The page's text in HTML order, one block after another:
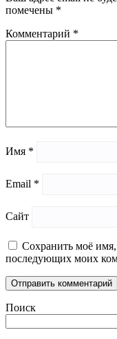
помечены *
Комментарий *
Имя *
Email *
Сайт
Сохранить моё имя,
последующих моих
Поиск